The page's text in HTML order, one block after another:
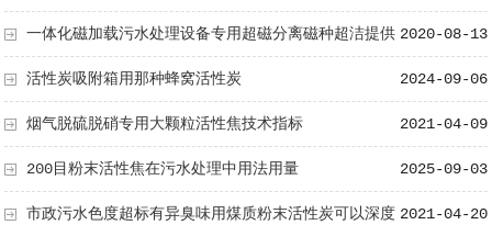
2020-08-13
一体化磁加载污水处理设备专用超磁分离磁种超洁提供
2024-09-06
活性炭吸附箱用那种蜂窝活性炭
2021-04-09
烟气脱硫脱硝专用大颗粒活性焦技术指标
2025-09-03
200目粉末活性焦在污水处理中用法用量
2021-04-20
市政污水色度超标有异臭味用煤质粉末活性炭可以深度